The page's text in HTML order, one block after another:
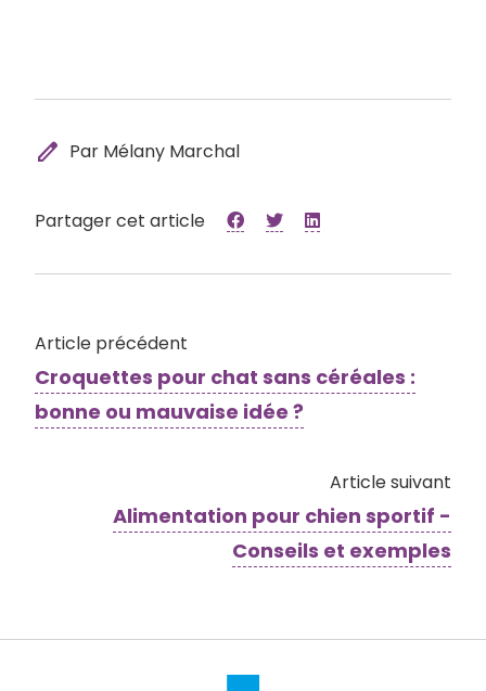
edit Par Mélany Marchal
Partager cet article
Article précédent
Croquettes pour chat sans céréales :
bonne ou mauvaise idée ?
Article suivant
Alimentation pour chien sportif -
Conseils et exemples